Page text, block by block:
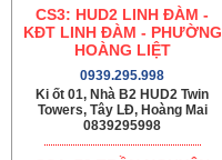
CS3: HUD2 LINH ĐÀM -
KĐT LINH ĐÀM - PHƯỜNG
HOÀNG LIỆT
0939.295.998
Ki ốt 01, Nhà B2 HUD2 Twin
Towers, Tây LĐ, Hoàng Mai
0839295998